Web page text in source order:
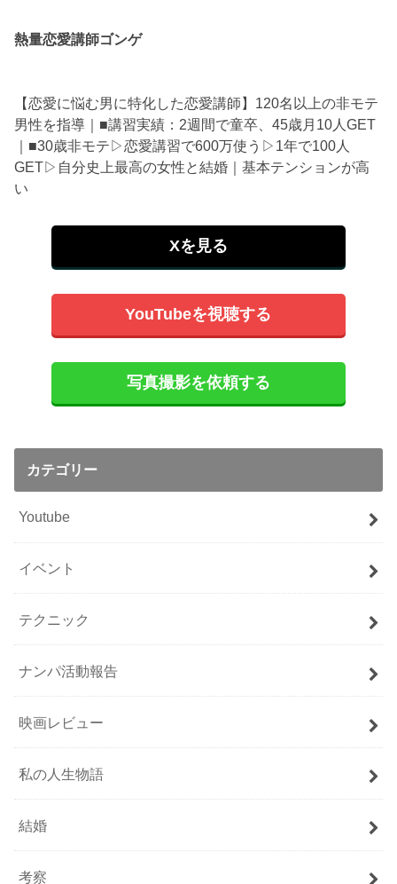
熱量恋愛講師ゴンゲ
【恋愛に悩む男に特化した恋愛講師】120名以上の非モテ
男性を指導｜■講習実績：2週間で童卒、45歳月10人GET
｜■30歳非モテ▷恋愛講習で600万使う▷1年で100人
GET▷自分史上最高の女性と結婚｜基本テンションが高
い
Xを見る
YouTubeを視聴する
写真撮影を依頼する
カテゴリー
Youtube
イベント
テクニック
ナンパ活動報告
映画レビュー
私の人生物語
結婚
考察